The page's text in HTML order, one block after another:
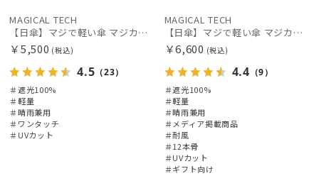
MAGICAL TECH
【日傘】マジで軽い傘 マジカルテックプロテクション(MAGICAL TECH PROTECTION) 50cm 晴雨兼用傘自動開閉折りたたみ日傘 一級遮光100% UV 軽量 機能性 人気
￥5,500 (税込)
4.5 （23）
＃遮光100%
＃軽量
＃晴雨兼用
＃ワンタッチ
＃UVカット
MAGICAL TECH
【日傘】マジで軽い傘 マジカルテックプロテクション（MAGICAL TECH PROTECTION）Tough 12 rib55cm
￥6,600 (税込)
4.4 （9）
＃遮光100%
＃軽量
＃晴雨兼用
＃メディア掲載商品
＃耐風
＃12本骨
＃UVカット
＃ギフト向け